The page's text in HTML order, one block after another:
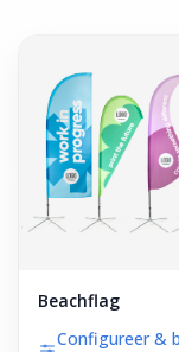
Beachflag
Configureer &